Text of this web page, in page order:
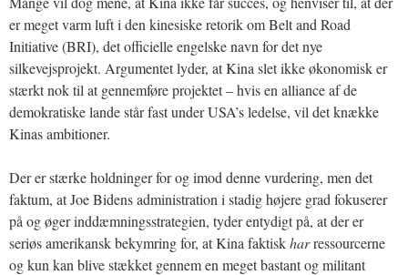
er meget varm luft i den kinesiske retorik om Belt and Road
Initiative (BRI), det officielle engelske navn for det nye
silkevejsprojekt. Argumentet lyder, at Kina slet ikke økonomisk er
stærkt nok til at gennemføre projektet – hvis en alliance af de
demokratiske lande står fast under USA’s ledelse, vil det knække
Kinas ambitioner.
Der er stærke holdninger for og imod denne vurdering, men det
faktum, at Joe Bidens administration i stadig højere grad fokuserer
på og øger inddæmningsstrategien, tyder entydigt på, at der er
seriøs amerikansk bekymring for, at Kina faktiskharressourcerne
og kun kan blive stækket gennem en meget bastant og militant